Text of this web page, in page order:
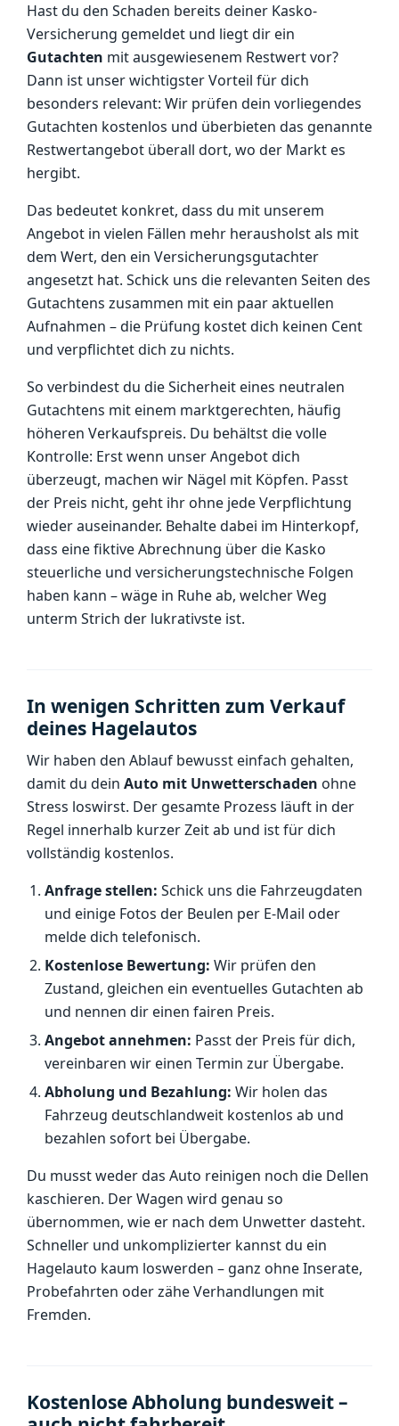
Hast du den Schaden bereits deiner Kasko-
Versicherung gemeldet und liegt dir ein
Gutachten mit ausgewiesenem Restwert vor?
Dann ist unser wichtigster Vorteil für dich
besonders relevant: Wir prüfen dein vorliegendes
Gutachten kostenlos und überbieten das genannte
Restwertangebot überall dort, wo der Markt es
hergibt.
Das bedeutet konkret, dass du mit unserem
Angebot in vielen Fällen mehr herausholst als mit
dem Wert, den ein Versicherungsgutachter
angesetzt hat. Schick uns die relevanten Seiten des
Gutachtens zusammen mit ein paar aktuellen
Aufnahmen – die Prüfung kostet dich keinen Cent
und verpflichtet dich zu nichts.
So verbindest du die Sicherheit eines neutralen
Gutachtens mit einem marktgerechten, häufig
höheren Verkaufspreis. Du behältst die volle
Kontrolle: Erst wenn unser Angebot dich
überzeugt, machen wir Nägel mit Köpfen. Passt
der Preis nicht, geht ihr ohne jede Verpflichtung
wieder auseinander. Behalte dabei im Hinterkopf,
dass eine fiktive Abrechnung über die Kasko
steuerliche und versicherungstechnische Folgen
haben kann – wäge in Ruhe ab, welcher Weg
unterm Strich der lukrativste ist.
In wenigen Schritten zum Verkauf
deines Hagelautos
Wir haben den Ablauf bewusst einfach gehalten,
damit du dein Auto mit Unwetterschaden ohne
Stress loswirst. Der gesamte Prozess läuft in der
Regel innerhalb kurzer Zeit ab und ist für dich
vollständig kostenlos.
Anfrage stellen: Schick uns die Fahrzeugdaten
und einige Fotos der Beulen per E-Mail oder
melde dich telefonisch.
Kostenlose Bewertung: Wir prüfen den
Zustand, gleichen ein eventuelles Gutachten ab
und nennen dir einen fairen Preis.
Angebot annehmen: Passt der Preis für dich,
vereinbaren wir einen Termin zur Übergabe.
Abholung und Bezahlung: Wir holen das
Fahrzeug deutschlandweit kostenlos ab und
bezahlen sofort bei Übergabe.
Du musst weder das Auto reinigen noch die Dellen
kaschieren. Der Wagen wird genau so
übernommen, wie er nach dem Unwetter dasteht.
Schneller und unkomplizierter kannst du ein
Hagelauto kaum loswerden – ganz ohne Inserate,
Probefahrten oder zähe Verhandlungen mit
Fremden.
Kostenlose Abholung bundesweit –